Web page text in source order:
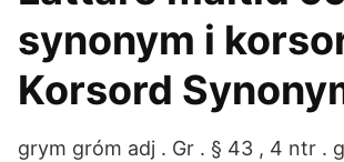
synonym i
Korsord
grym gróm adj . Gr . § 43 , 4 ntr .